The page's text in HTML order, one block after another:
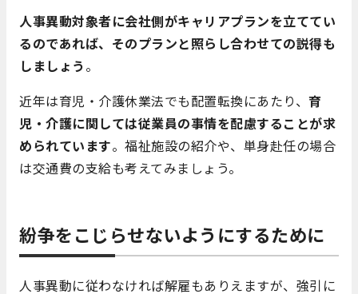
人事異動対象者に会社側がキャリアプランを立ててい
るのであれば、そのプランと照らし合わせての説得も
しましょう 。
近年は育児・介護休業法でも配置転換にあたり、 育
児・介護に関しては従業員の事情を配慮することが求
められています。福祉施設の紹介や、単身赴任の場合
は交通費の支給も考えてみましょう。
紛争をこじらせないようにするために
人事異動に従わなければ解雇もありえますが、強引に